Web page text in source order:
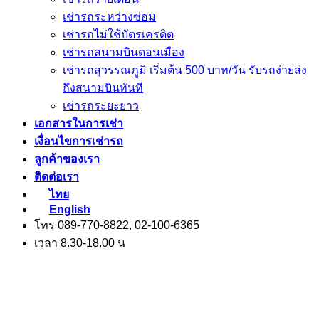
เช่ารถระหว่างซ่อม
เช่ารถไม่ใช้บัตรเครดิต
เช่ารถสนามบินดอนเมือง
เช่ารถสุวรรณภูมิ เริ่มต้น 500 บาท/วัน รับรถง่ายส่ง
ถึงสนามบินทันที
เช่ารถระยะยาว
เอกสารในการเช่า
เงื่อนไขการเช่ารถ
ลูกค้าของเรา
ติดต่อเรา
ไทย
English
โทร 089-770-8822, 02-100-6365
เวลา 8.30-18.00 น